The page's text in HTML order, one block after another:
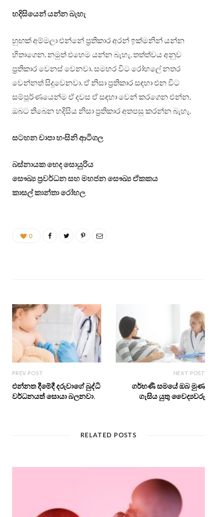
හදිසියෙන් යන්න බැහැ
හුඟක් අම්මලා එන්නේ ප්‍රතිකාර අරන් ඉක්මනින් යන්න
හිතාගෙන. නමුත් එහෙම යන්න බැහැ. තත්ත්වය අනුව
ප්‍රතිකාර වෙනස් වෙනවා. සමහර විට රෝහලේ නතර
වෙන්නත් සිදුවෙනවා. ඒ නිසා ප්‍රතිකාර සඳහා එන විට
සම්පූර්ණයෙන්ම ඒ දවස ඒ සඳහා වෙන් කරගෙන එන්න.
ඔබට තිබෙන හදිසිය නිසා ප්‍රතිකාර අතපසු කරන්න බැහැ.
සටහන චාපා හංසිනි ආටිගල
බස්නායක හෙද සොයුරිය
සෞඛ්‍ය ප්‍රවර්ධන සහ මහජන සෞඛ්‍ය ඒකකය
කාසල් කාන්තා රෝහල
0
PREV POST
එන්නත දීමේදී දරුවාගේ බුද්ධි
වර්ධනයත් සොයා බලනවා.
NEXT POST
ගර්භණී සමයේ ඔබ මුණ
ගැසිය යුතු වෛද්‍යවරු
RELATED POSTS